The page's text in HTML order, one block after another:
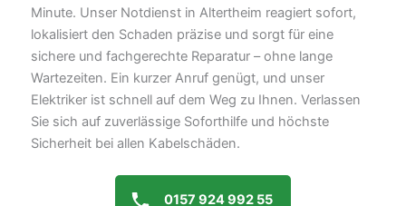
Minute. Unser Notdienst in Altertheim reagiert sofort,
lokalisiert den Schaden präzise und sorgt für eine
sichere und fachgerechte Reparatur – ohne lange
Wartezeiten. Ein kurzer Anruf genügt, und unser
Elektriker ist schnell auf dem Weg zu Ihnen. Verlassen
Sie sich auf zuverlässige Soforthilfe und höchste
Sicherheit bei allen Kabelschäden.
0157 924 992 55